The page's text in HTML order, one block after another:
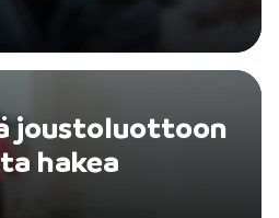
joustoluottoon
hakea